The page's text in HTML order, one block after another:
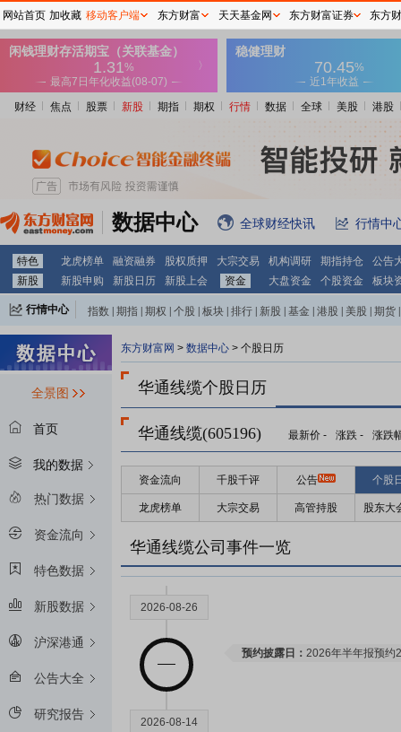
财经 焦点 股票 新股 期指 期权 行情 数据 全球 美股 港股
数据中心 全球财经快讯 行情中
特色 龙虎榜单 融资融券 股权质押 大宗交易 机构调研 期指持仓
公告
新股
新股申购 新股日历 新股上会 资金 大盘资金 个股资金 板块
行情中心 指数 期指 期权 个股 板块 排行 新股 基金 港股 美股 期货
全景图
首页
我的数据
热门数据
资金流向
特色数据
新股数据
沪深港通
公告大全
研究报告
东方财富网 > 数据中心 > 个股日历
华通线缆个股日历
华通线缆(605196) 最新价 - 涨跌 - 涨跌
资金流向 千股千评 公告 个股
龙虎榜单 大宗交易 高管持股 股东大
华通线缆公司事件一览
2028-07-03
限售解禁日：2028年07月03日
2027-07-02
2026-09-28
限售解禁日：
2026-08-26
预约披露日： 2026年半年报预约
2026-08-14
网站首页 加收藏 移动客户端 东方财富 天天基金网 东方财富证券 东方